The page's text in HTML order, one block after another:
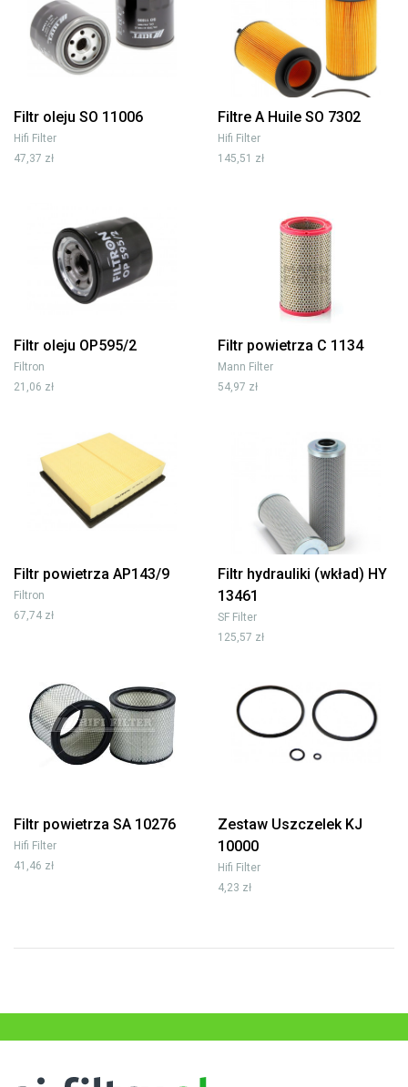
Filtr oleju SO 11006
Hifi Filter
47,37 zł
Filtre A Huile SO 7302
Hifi Filter
145,51 zł
Filtr oleju OP595/2
Filtron
21,06 zł
Filtr powietrza C 1134
Mann Filter
54,97 zł
Filtr powietrza AP143/9
Filtron
67,74 zł
Filtr hydrauliki (wkład) HY
13461
SF Filter
125,57 zł
Filtr powietrza SA 10276
Hifi Filter
41,46 zł
Zestaw Uszczelek KJ
10000
Hifi Filter
4,23 zł